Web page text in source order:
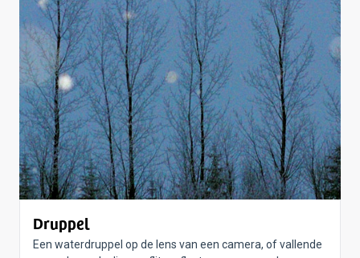
Druppel
Een waterdruppel op de lens van een camera, of vallende